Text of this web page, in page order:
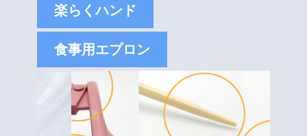
楽らくハンド
食事用エプロン